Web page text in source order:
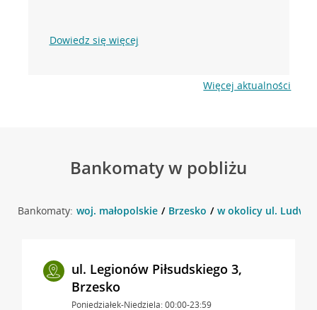
Dowiedz się więcej
Więcej aktualności
Bankomaty w pobliżu
Bankomaty: woj. małopolskie Brzesko w okolicy ul.
ul. Legionów Piłsudskiego 3,
Brzesko
Poniedziałek-Niedziela: 00:00-23:59